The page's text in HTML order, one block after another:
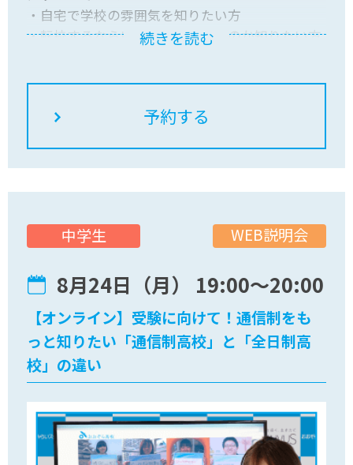
・自宅で学校の雰囲気を知りたい方
・転校するならいつの時期がいいのか知りたい方
続きを読む
WEB説明会
8月24日（月） 19:00〜20:00
中学生
【オンライン】受験に向けて！通信制をも
っと知りたい「通信制高校」と「全日制高
校」の違い